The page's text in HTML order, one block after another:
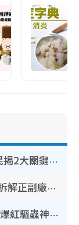
裝修拆鐵閘隨時變賊人目標？網民揭2大關鍵用途：裝新式等於白裝？附新舊鐵閘分別
網傳公院改用內地/副廠藥？醫生拆解正副廠分別 揭4類人換藥隨時出事
怕蟲人士夏日救星！日本3COINS爆紅驅蟲神器$45起 1招「全程免觸碰」輕鬆搞定小強